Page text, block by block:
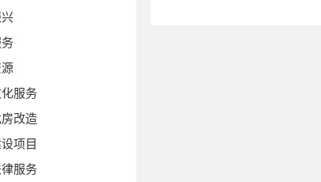
服务
改造
项目
服务